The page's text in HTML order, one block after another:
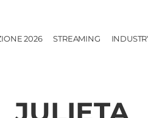
2026 STREAMING